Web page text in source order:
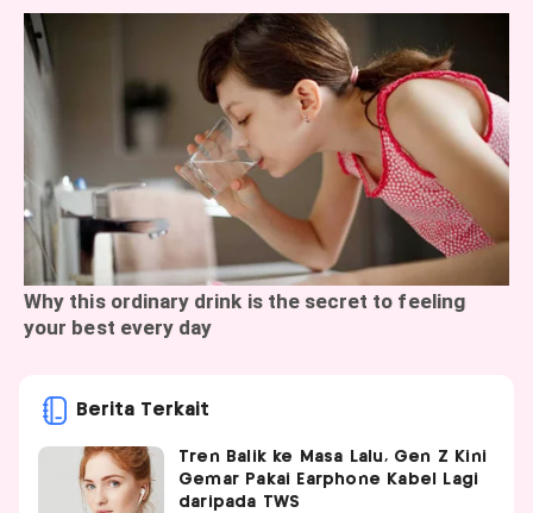
Berita Terkait
Tren Balik ke Masa Lalu, Gen Z Kini
Gemar Pakai Earphone Kabel Lagi
daripada TWS